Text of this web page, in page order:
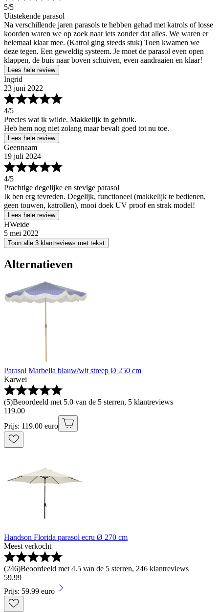
5/5
Uitstekende parasol
Na verschillende jaren parasols te hebben gehad met katrols of losse
koorden waren we op zoek naar iets zonder dat alles. We waren er
helemaal klaar mee. (Katrol ging steeds stuk) Toen kwamen we
deze tegen. Een geweldig systeem. Je moet de parasol even open
klappen, de buis naar boven schuiven, even aandraaien en klaar!
Lees hele review
Ingrid
23 juni 2022
4/5
Precies wat ik wilde. Makkelijk in gebruik.
Heb hem nog niet zolang maar bevalt goed tot nu toe.
Lees hele review
Geennaam
19 juli 2024
4/5
Prachtige degelijke en stevige parasol
Ik ben erg tevreden. Degelijk, functioneel (makkelijk te bedienen,
geen touwen, katrollen), mooi doek UV proof en strak model!
Lees hele review
HWeide
5 mei 2022
Toon alle 3 klantreviews met tekst
Alternatieven
Parasol Marbella blauw/wit streep Ø 250 cm
Karwei
(5)Beoordeeld met 5.0 van de 5 sterren, 5 klantreviews
119.00
Prijs: 119.00 euro
Handson Florida parasol ecru Ø 270 cm
Meest verkocht
(246)Beoordeeld met 4.5 van de 5 sterren, 246 klantreviews
59.99
Prijs: 59.99 euro